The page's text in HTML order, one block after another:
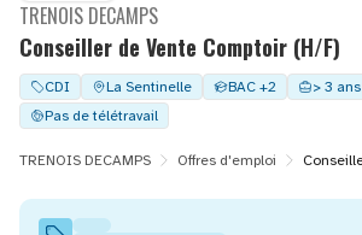
Conseiller de Vente Comptoir (H/F)
TRENOIS DECAMPS
CDI La Sentinelle BAC +2 > 3 ans
Pas de télétravail
TRENOIS DECAMPS Offres d'emploi